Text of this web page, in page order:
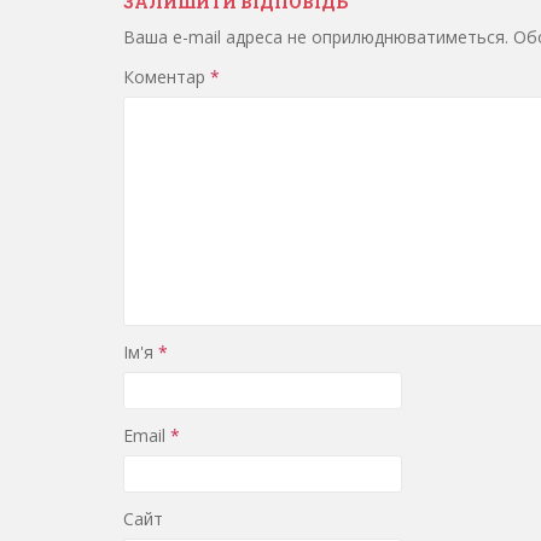
Ваша e-mail адреса не оприлюднюватиметься.
Коментар *
Ім'я *
Email *
Сайт